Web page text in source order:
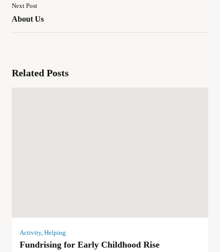
Next Post
About Us
Related Posts
Activity, Helping
Fundrising for Early Childhood Rise